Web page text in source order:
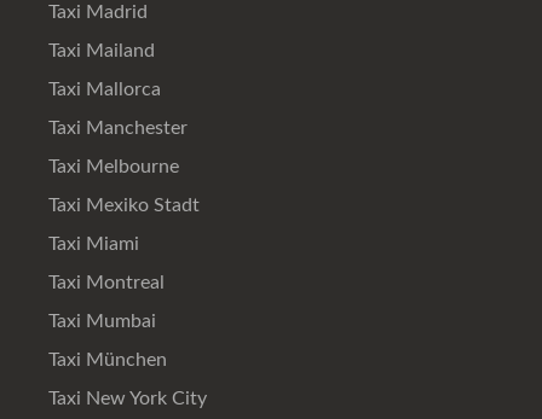
Taxi Madrid
Taxi Mailand
Taxi Mallorca
Taxi Manchester
Taxi Melbourne
Taxi Mexiko Stadt
Taxi Miami
Taxi Montreal
Taxi Mumbai
Taxi München
Taxi New York City